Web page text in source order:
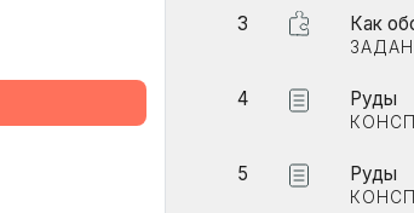
3 Как
4 Руды
5 Руды